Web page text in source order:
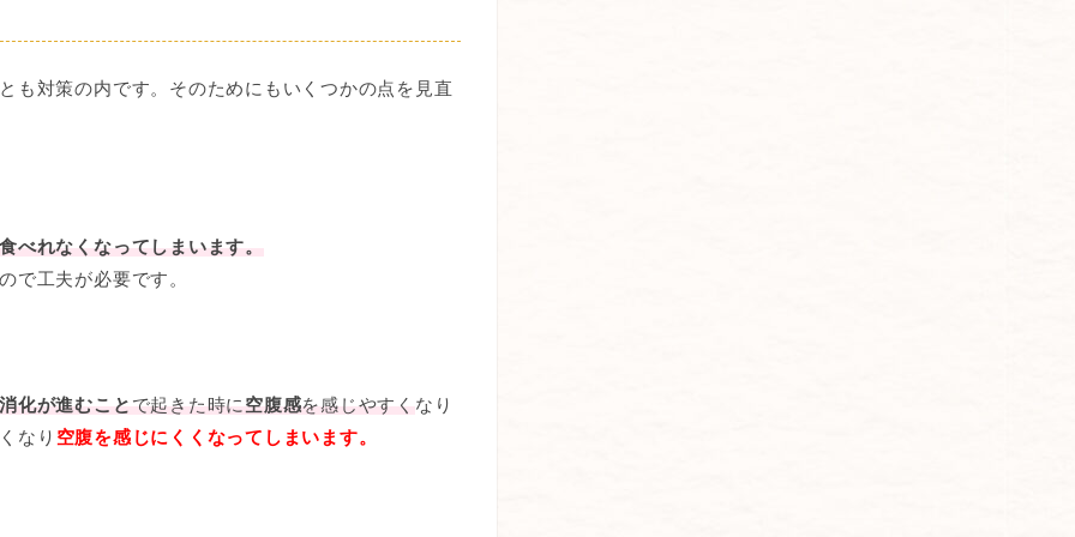
も対策の内です。そのためにもいくつかの点を見直
べれなくなってしまいます。
で工夫が必要です。
化が進むこと で起きた時に 空腹感を感じやすく なり
なり 空腹を感じにくくなってしまいます。